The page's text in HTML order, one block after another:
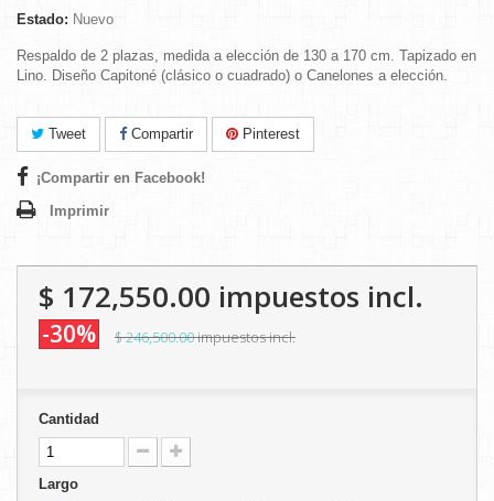
Estado: Nuevo
Respaldo de 2 plazas, medida a elección de 130 a 170 cm. Tapizado en
Lino. Diseño Capitoné (clásico o cuadrado) o Canelones a elección.
Tweet Compartir Pinterest
¡Compartir en Facebook!
Imprimir
$ 172,550.00 impuestos incl.
-30% $ 246,500.00impuestos incl.
Cantidad
Largo